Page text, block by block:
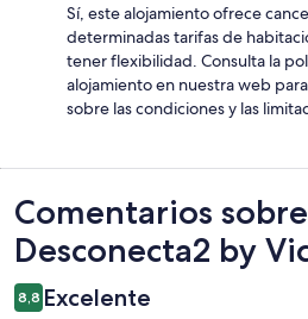
Sí, este alojamiento ofrece
determinadas tarifas de
tener flexibilidad. Consulta la
alojamiento en nuestra web
sobre las condiciones y las
Comentarios
Comentarios
Desconecta2 by
8,8 Excelente